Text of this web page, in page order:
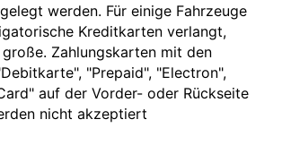
werden. Für einige Fahrzeuge
Kreditkarten verlangt,
Zahlungskarten mit den
"Prepaid", "Electron",
auf der Vorder- oder Rückseite
nicht akzeptiert